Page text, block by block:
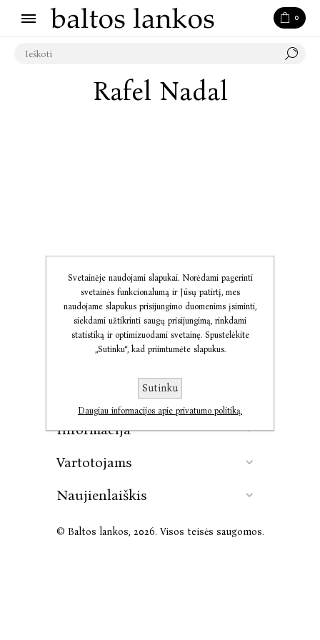
0
Rafel Nadal
Informacija
Vartotojams
Naujienlaiškis
© Baltos lankos, 2026. Visos teisės saugomos.
Svetainėje naudojami slapukai. Norėdami pagerinti
svetainės funkcionalumą ir Jūsų patirtį, mes
naudojame slapukus prisijungimo duomenims įsiminti,
siekdami užtikrinti saugų prisijungimą, rinkdami
statistiką ir optimizuodami svetainę. Spustelėkite
„Sutinku“, kad priimtumėte slapukus.
Sutinku
Daugiau informacijos apie privatumo politiką.